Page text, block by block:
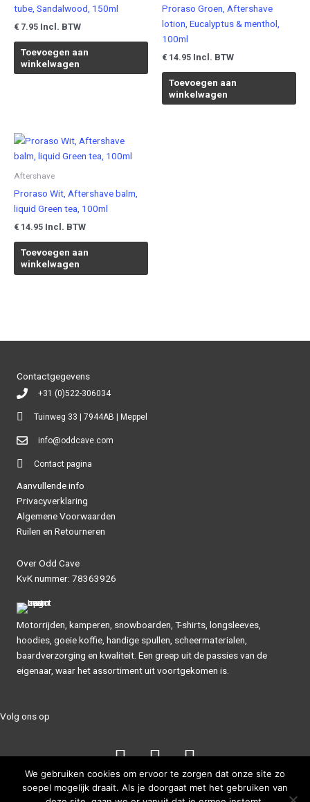
tube, Sandalwood, 150ml
€ 7.95 Incl. BTW
Toevoegen aan
winkelwagen
Proraso Groen, Aftershave
lotion, Eucalyptus & menthol,
100ml
€ 14.95 Incl. BTW
Toevoegen aan
winkelwagen
Aftershave
Proraso Wit, Aftershave balm,
liquid Green tea, 100ml
€ 14.95 Incl. BTW
Toevoegen aan
winkelwagen
Contactgegevens
+31 (0)522-306034
Tuinweg 33 | 7944AB | Meppel
info@oddcave.com
Contact pagina
Aanvullende info
Privacyverklaring
Algemene Voorwaarden
Ruilen en Retourneren
Over Odd Cave
KvK nummer: 78363926
Motorrijden, kamperen, snowboarden, T-shirts, longsleeves,
hoodies, goeie koffie, handige spullen, scheermaterialen,
baardverzorging en kwaliteit. Een greep uit de passies van de
eigenaar, waar het assortiment uit voortgekomen is.
Volg ons op
We gebruiken cookies om ervoor te zorgen dat onze site zo
soepel mogelijk draait. Als je doorgaat met het gebruiken van